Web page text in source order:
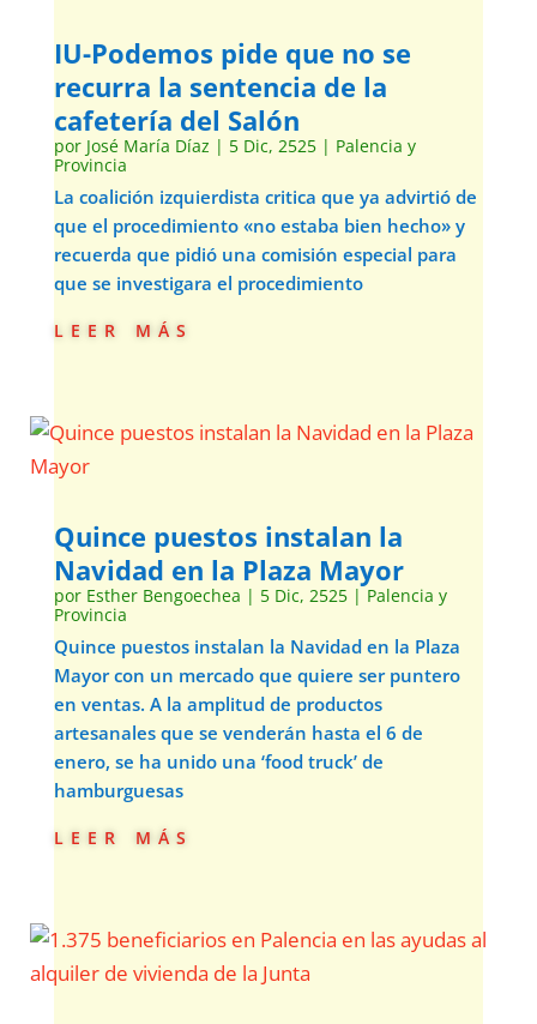
IU-Podemos pide que no se
recurra la sentencia de la
cafetería del Salón
por José María Díaz | 5 Dic, 2525| Palencia y
Provincia
La coalición izquierdista critica que ya advirtió de
que el procedimiento «no estaba bien hecho» y
recuerda que pidió una comisión especial para
que se investigara el procedimiento
leer más
Quince puestos instalan la
Navidad en la Plaza Mayor
por Esther Bengoechea | 5 Dic, 2525| Palencia y
Provincia
Quince puestos instalan la Navidad en la Plaza
Mayor con un mercado que quiere ser puntero
en ventas. A la amplitud de productos
artesanales que se venderán hasta el 6 de
enero, se ha unido una ‘food truck’ de
hamburguesas
leer más